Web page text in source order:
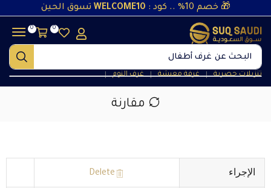
🎁 خصم 10% .. كود : WELCOME10 تسوق الحين
البحث عن غرف أطفال
تنزيلات حصرية ❘ غرفة معيشة ❘ غرف النوم ❘
0
0
مقارنة
الإجراء Delete